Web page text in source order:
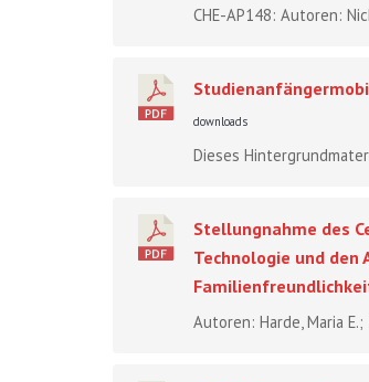
CHE-AP148: Autoren:
downloads
Dieses
Stellungnahme des
Technologie und den
Autoren: Harde, Maria